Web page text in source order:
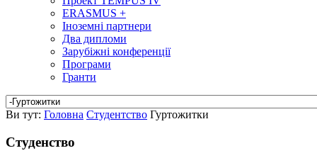
ERASMUS +
Іноземні партнери
Два дипломи
Зарубіжні конференції
Програми
Гранти
Ви тут: Головна Студентство Гуртожитки
Студенство